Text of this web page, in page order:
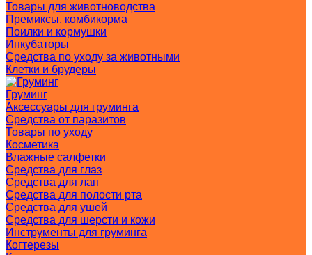
Товары для животноводства
Премиксы, комбикорма
Поилки и кормушки
Инкубаторы
Средства по уходу за животными
Клетки и брудеры
Груминг
Аксессуары для груминга
Средства от паразитов
Товары по уходу
Косметика
Влажные салфетки
Средства для глаз
Средства для лап
Средства для полости рта
Средства для ушей
Средства для шерсти и кожи
Инструменты для груминга
Когтерезы